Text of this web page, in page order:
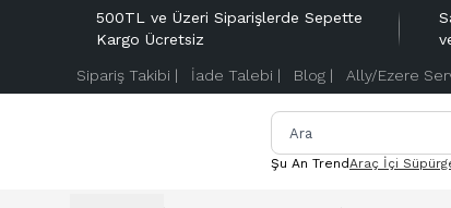
500TL ve Üzeri Siparişlerde Sepette
Kargo Ücretsiz
Sipariş Takibi | İade Talebi | Blog | Ally/Ezere
Şu An TrendAraç İçi